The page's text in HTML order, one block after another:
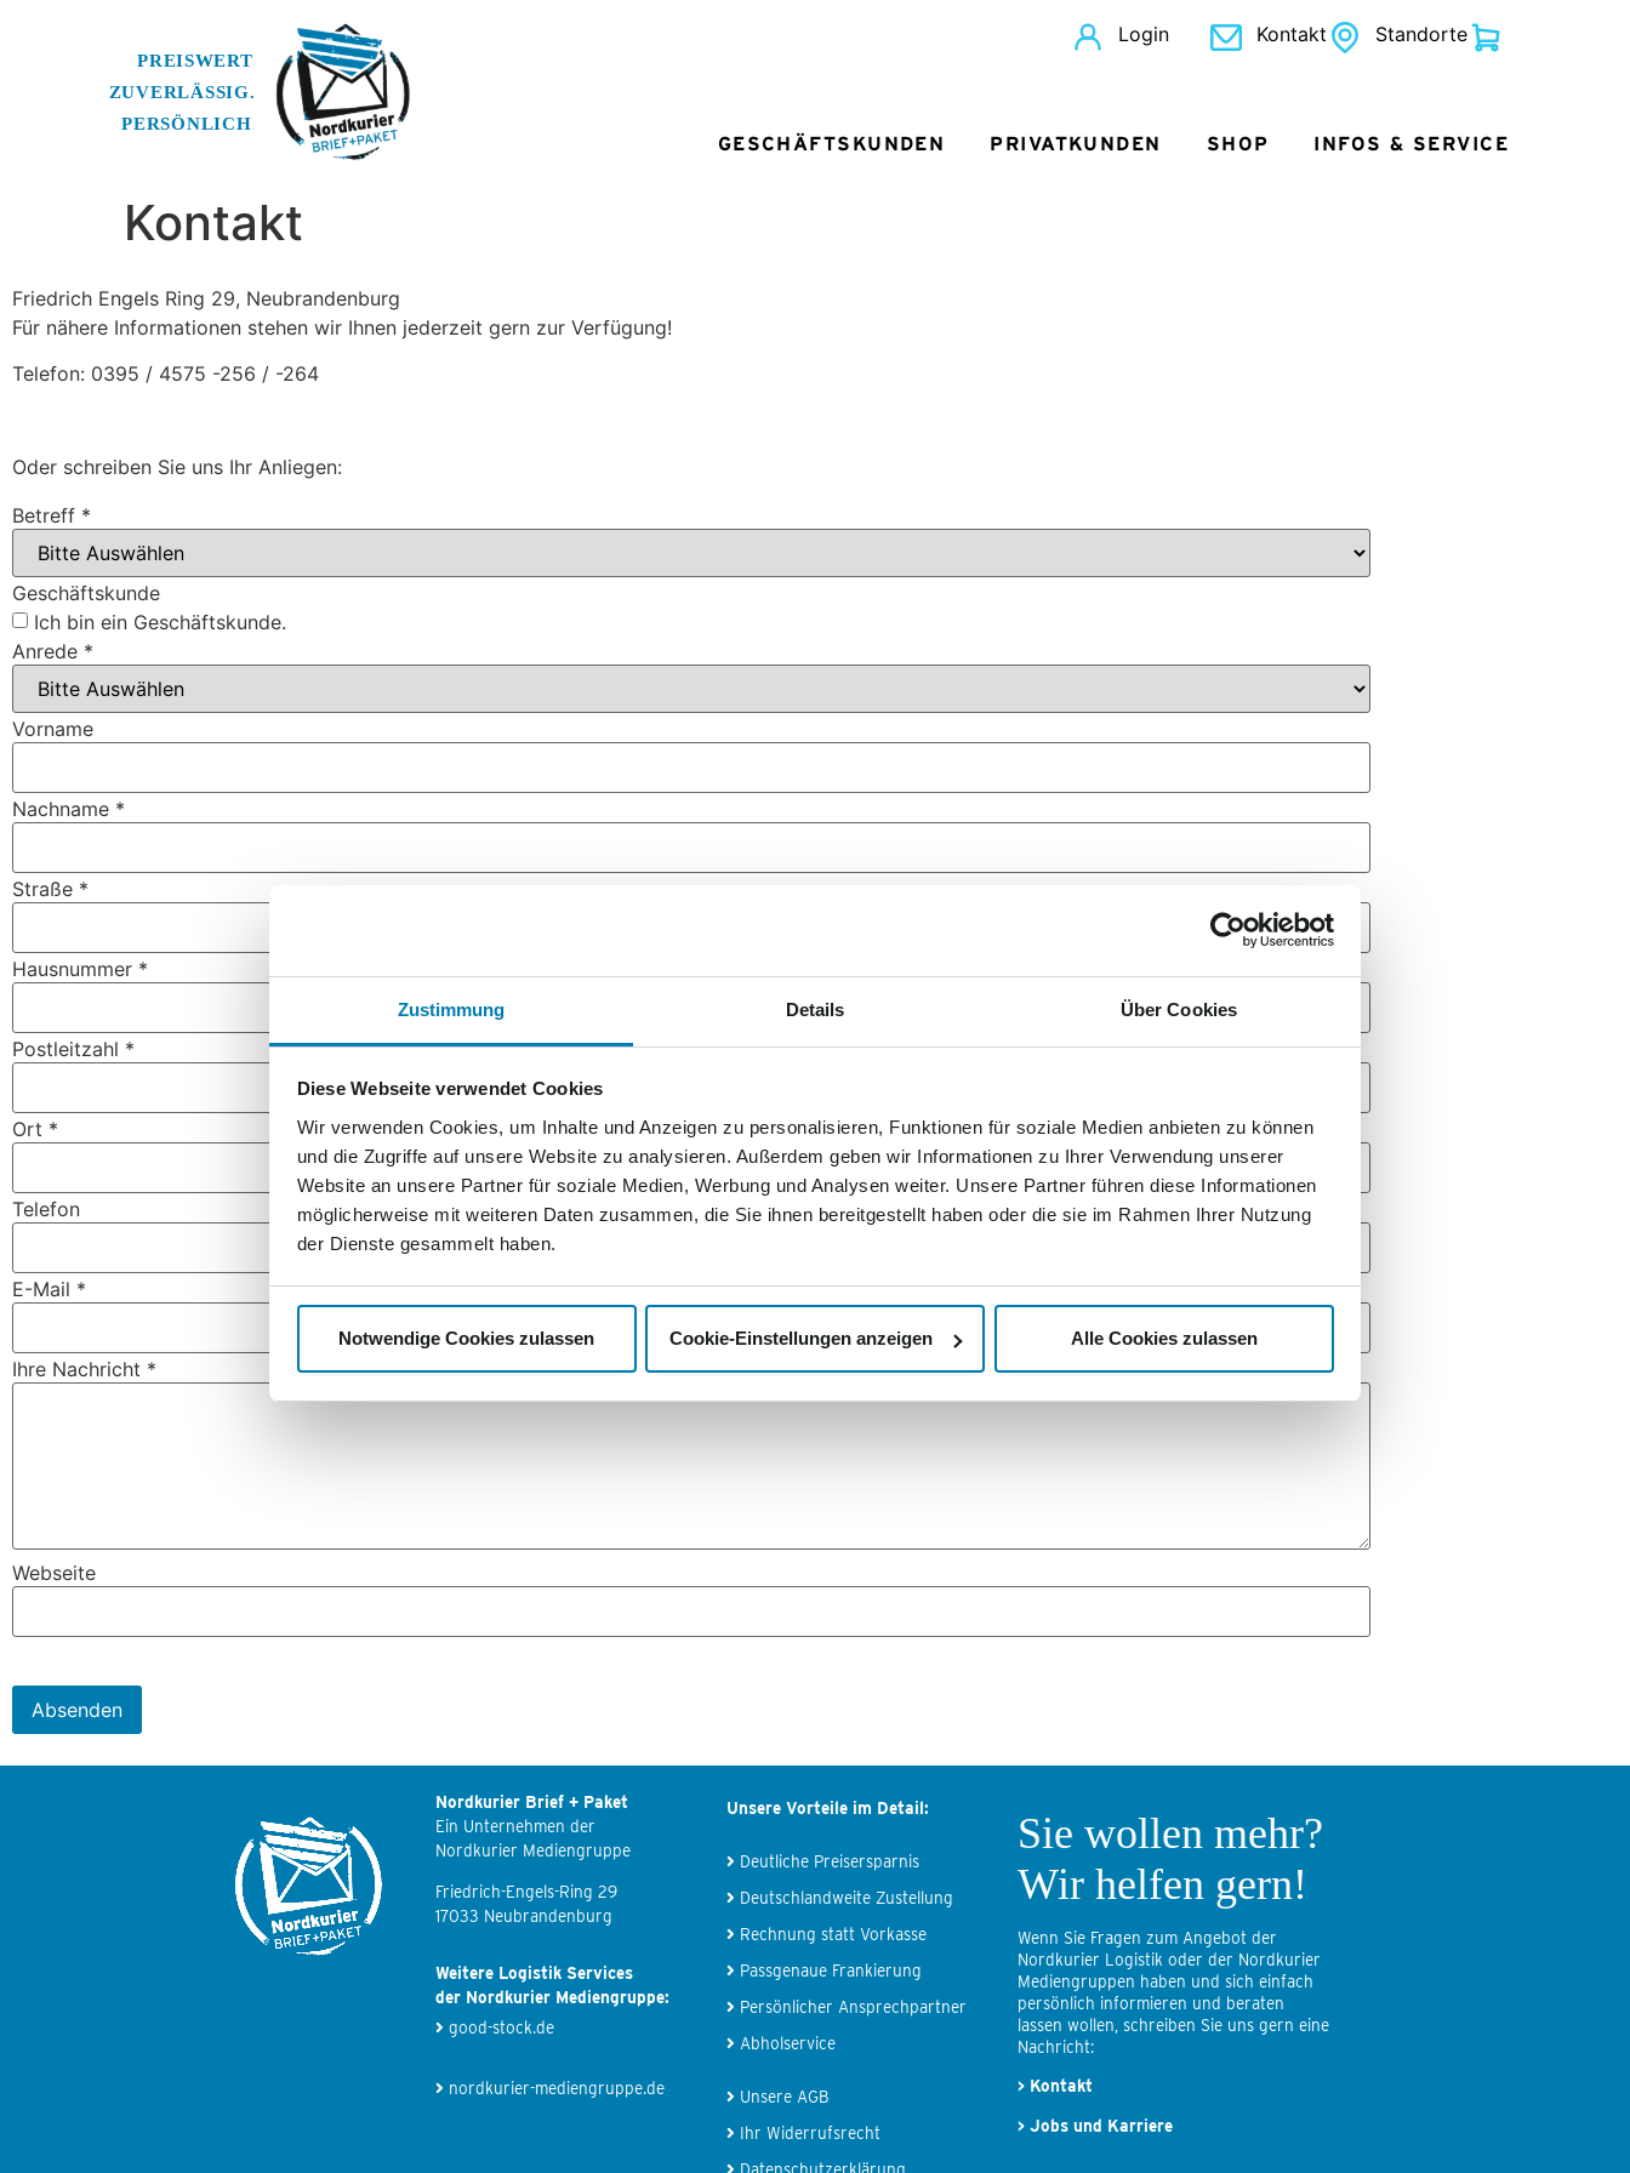
Zustimmung Details Über Cookies
Diese Webseite verwendet Cookies
Wir verwenden Cookies, um Inhalte und Anzeigen zu personalisieren, Funktionen für soziale Medien anbieten zu können
und die Zugriffe auf unsere Website zu analysieren. Außerdem geben wir Informationen zu Ihrer Verwendung unserer
Website an unsere Partner für soziale Medien, Werbung und Analysen weiter. Unsere Partner führen diese Informationen
möglicherweise mit weiteren Daten zusammen, die Sie ihnen bereitgestellt haben oder die sie im Rahmen Ihrer Nutzung
der Dienste gesammelt haben.
Notwendige Cookies zulassen Cookie-Einstellungen anzeigen Alle Cookies zulassen
Login Kontakt Standorte
GESCHÄFTSKUNDEN PRIVATKUNDEN SHOP INFOS & SERVICE
Kontakt
Friedrich Engels Ring 29, Neubrandenburg
Für nähere Informationen stehen wir Ihnen jederzeit gern zur Verfügung!
Telefon: 0395 / 4575 -256 / -264
Oder schreiben Sie uns Ihr Anliegen:
Betreff *
Geschäftskunde
Ich bin ein Geschäftskunde.
Anrede *
Vorname
Nachname *
Straße *
Hausnummer *
Postleitzahl *
Ort *
Telefon
E-Mail *
Ihre Nachricht *
Webseite
Nordkurier Brief + Paket
Ein Unternehmen der
Nordkurier Mediengruppe
Friedrich-Engels-Ring 29
17033 Neubrandenburg
Weitere Logistik Services
der Nordkurier Mediengruppe:
good-stock.de
nordkurier-mediengruppe.de
Unsere Vorteile im Detail:
Deutliche Preisersparnis
Deutschlandweite Zustellung
Rechnung statt Vorkasse
Passgenaue Frankierung
Persönlicher Ansprechpartner
Abholservice
Unsere AGB
Ihr Widerrufsrecht
Sie wollen mehr?
Wir helfen gern!
Wenn Sie Fragen zum Angebot der
Nordkurier Logistik oder der Nordkurier
Mediengruppen haben und sich einfach
persönlich informieren und beraten
lassen wollen, schreiben Sie uns gern eine
Nachricht:
> Kontakt
> Jobs und Karriere